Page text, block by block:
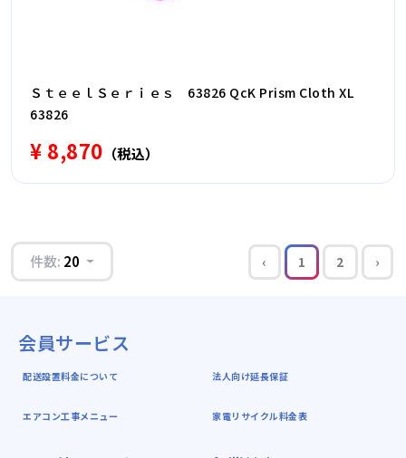
ＳｔｅｅｌＳｅｒｉｅｓ 63826 QcK Prism Cloth XL
63826
¥ 8,870 （税込）
件数: 20 ‹ 1 2 ›
会員サービス
配送設置料金について
エアコン工事メニュー
法人向け延長保証
家電リサイクル料金表